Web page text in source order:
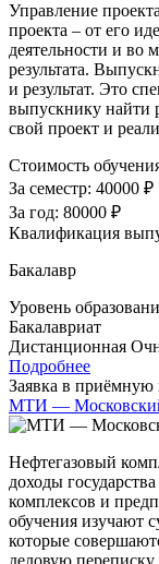
Управление
проекта – от его
деятельности и во
результата.
и результат. Это
выпускнику найти
свой проект и
Стоимость
За семестр: 40000 ₽
За год: 80000 ₽
Квалификация
Бакалавр
Уровень
Бакалавриат
Дистанционная
Подробнее
Заявка в
МТИ — Московский
Нефтегазовый
доходы
комплексов и
обучения изучают
которые